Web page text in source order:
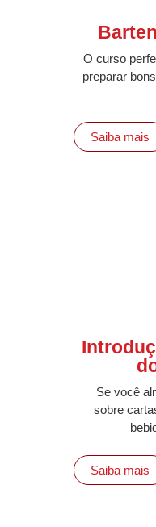
O curso
preparar
Saiba mais
Se você
sobre
Saiba mais